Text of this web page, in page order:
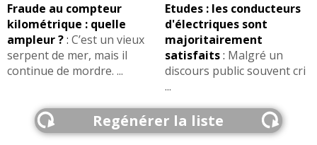
Fraude au compteur
kilométrique : quelle
ampleur ?: C’est un vieux
serpent de mer, mais il
continue de mordre. ...
Etudes : les conducteurs
d'électriques sont
majoritairement
satisfaits: Malgré un
discours public souvent cri
...
Regénérer la liste